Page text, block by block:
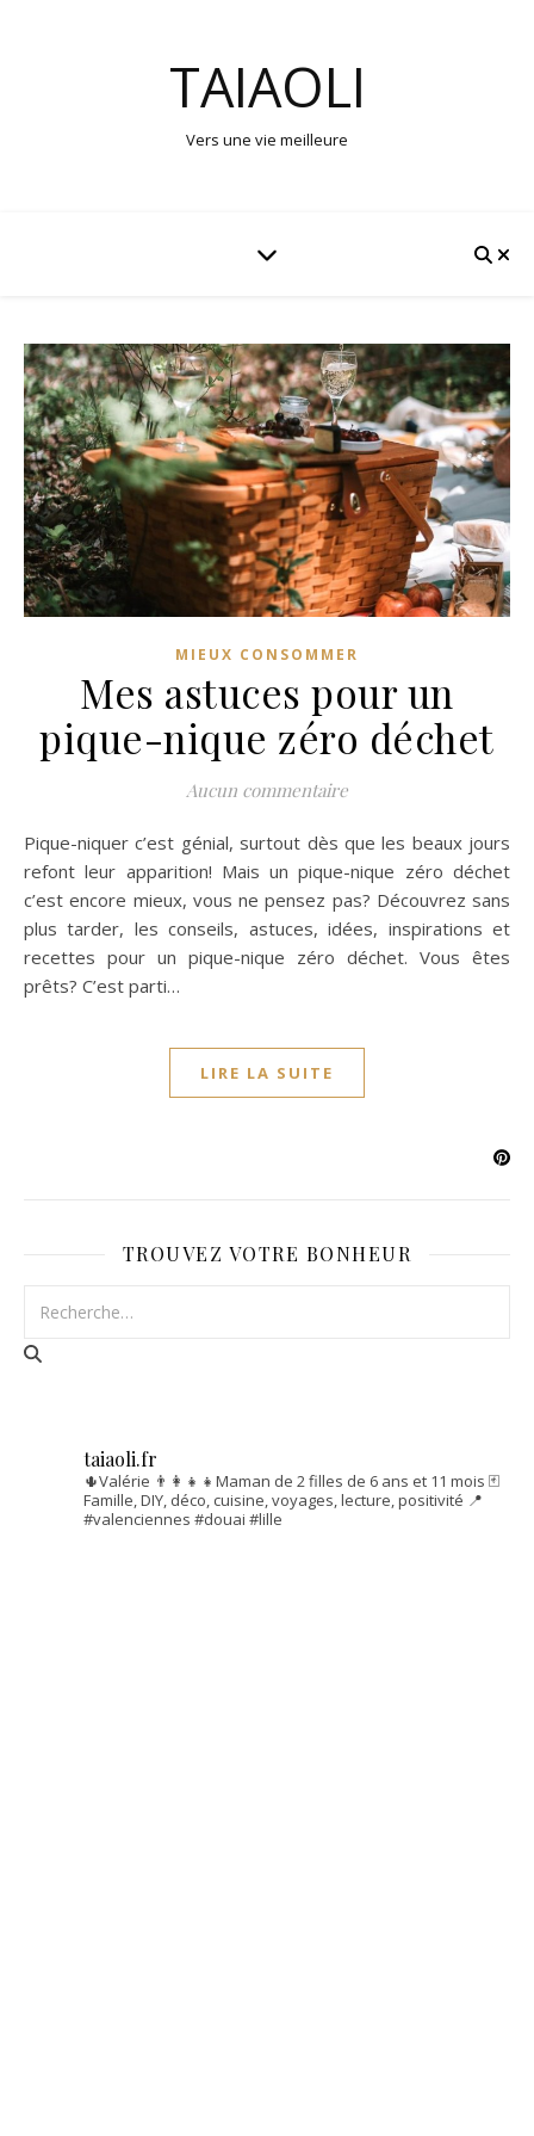
TAIAOLI
Vers une vie meilleure
MIEUX CONSOMMER
Mes astuces pour un
pique-nique zéro déchet
Aucun commentaire
Pique-niquer c’est génial, surtout dès que les beaux jours
refont leur apparition! Mais un pique-nique zéro déchet
c’est encore mieux, vous ne pensez pas? Découvrez sans
plus tarder, les conseils, astuces, idées, inspirations et
recettes pour un pique-nique zéro déchet. Vous êtes
prêts? C’est parti…
LIRE LA SUITE
TROUVEZ VOTRE BONHEUR
taiaoli.fr
🌵Valérie 👨‍👩‍👧‍👧Maman de 2 filles de 6 ans et 11 mois 🃏
Famille, DIY, déco, cuisine, voyages, lecture, positivité 📍
#valenciennes #douai #lille